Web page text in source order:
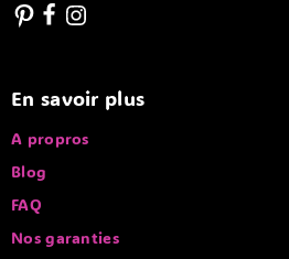
En savoir plus
A propros
Blog
FAQ
Nos garanties